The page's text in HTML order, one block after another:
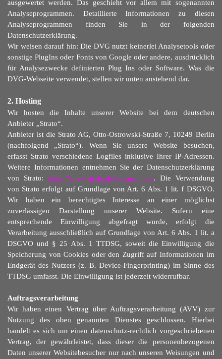
ausgewertet werden. Das geschieht vor allem mit sogenannten
Analyseprogrammen. Detaillierte Informationen zu diesen
Analyseprogrammen finden Sie in der folgenden
Datenschutzerklärung.
Wir weisen darauf hin: Die DVG nutzt keinerlei Analysetools oder
sonstige PlugIns oder Fonts von Google oder andere, ausdrücklich
für Analysezwecke definierten Plug Ins oder Software. Was die
DVG-Webseite verwendet, stellen wir unten anstehend dar.
2. Hosting
Wir hosten die Inhalte unserer Website bei dem deutschen
Anbieter „Strato“.
Anbieter ist die Strato AG, Otto-Ostrowski-Straße 7, 10249 Berlin
(nachfolgend „Strato“). Wenn Sie unsere Website besuchen,
erfasst Strato verschiedene Logfiles inklusive Ihrer IP-Adressen.
Weitere Informationen entnehmen Sie der Datenschutzerklärung
von Strato: https://www.strato.de/datenschutz/. Die Verwendung
von Strato erfolgt auf Grundlage von Art. 6 Abs. 1 lit. f DSGVO.
Wir haben ein berechtigtes Interesse an einer möglichst
zuverlässigen Darstellung unserer Website. Sofern eine
entsprechende Einwilligung abgefragt wurde, erfolgt die
Verarbeitung ausschließlich auf Grundlage von Art. 6 Abs. 1 lit. a
DSGVO und § 25 Abs. 1 TTDSG, soweit die Einwilligung die
Speicherung von Cookies oder den Zugriff auf Informationen im
Endgerät des Nutzers (z. B. Device-Fingerprinting) im Sinne des
TTDSG umfasst. Die Einwilligung ist jederzeit widerrufbar.
Auftragsverarbeitung
Wir haben einen Vertrag über Auftragsverarbeitung (AVV) zur
Nutzung des oben genannten Dienstes geschlossen. Hierbei
handelt es sich um einen datenschutz-rechtlich vorgeschriebenen
Vertrag, der gewährleistet, dass dieser die personenbezogenen
Daten unserer Websitebesucher nur nach unseren Weisungen und